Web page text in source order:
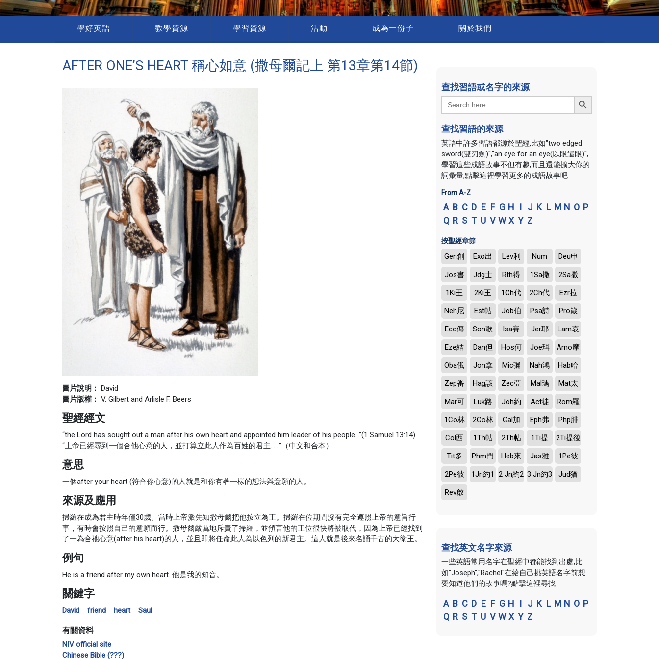
學好英語 教學資源 學習資源 活動 成為一份子 關於我們
AFTER ONE’S HEART 稱心如意 (撒母爾記上 第13章第14節)
圖片說明： David
圖片版權： V. Gilbert and Arlisle F. Beers
聖經經文
“the Lord has sought out a man after his own heart and appointed him leader of his people…”(1 Samuel 13:14)
“上帝已經尋到一個合他心意的人，並打算立此人作為百姓的君主……”（中文和合本）
意思
一個after your heart (符合你心意)的人就是和你有著一樣的想法與意願的人。
來源及應用
掃羅在成為君主時年僅30歲。當時上帝派先知撒母爾把他按立為王。掃羅在位期間沒有完全遵照上帝的意旨行
事，有時會按照自己的意願而行。撒母爾嚴厲地斥責了掃羅，並預言他的王位很快將被取代，因為上帝已經找到
了一為合祂心意(after his heart)的人，並且即將任命此人為以色列的新君主。這人就是後來名誦千古的大衛王。
例句
He is a friend after my own heart. 他是我的知音。
關鍵字
David friend heart Saul
有關資料
NIV official site
Chinese Bible (???)
查找習語或名字的來源
Search
for:
Search Button
查找習語的來源
英語中許多習語都源於聖經,比如"two edged
sword(雙刃劍)","an eye for an eye(以眼還眼)",
學習這些成語故事不但有趣,而且還能擴大你的
詞彙量,點擊這裡學習更多的成語故事吧
From A-Z
A B C D E F G H I J K L M N O P
Q R S T U V W X Y Z
按聖經章節
Gen創 Exo出 Lev利 Num Deu申
Jos書 Jdg士 Rth得 1Sa撒 2Sa撒
1Ki王 2Ki王 1Ch代 2Ch代 Ezr拉
Neh尼 Est帖 Job伯 Psa詩 Pro箴
Ecc傳 Son歌 Isa賽 Jer耶 Lam哀
Eze結 Dan但 Hos何 Joe珥 Amo摩
Oba俄 Jon拿 Mic彌 Nah鴻 Hab哈
Zep番 Hag該 Zec亞 Mal瑪 Mat太
Mar可 Luk路 Joh約 Act徒 Rom羅
1Co林 2Co林 Gal加 Eph弗 Php腓
Col西 1Th帖 2Th帖 1Ti提 2Ti提後
Tit多 Phm門 Heb來 Jas雅 1Pe彼
2Pe彼 1Jn約1 2 Jn約2 3 Jn約3 Jud猶
Rev啟
查找英文名字來源
一些英語常用名字在聖經中都能找到出處,比
如"Joseph","Rachel"在給自己挑英語名字前想
要知道他們的故事嗎?點擊這裡尋找
A B C D E F G H I J K L M N O P
Q R S T U V W X Y Z